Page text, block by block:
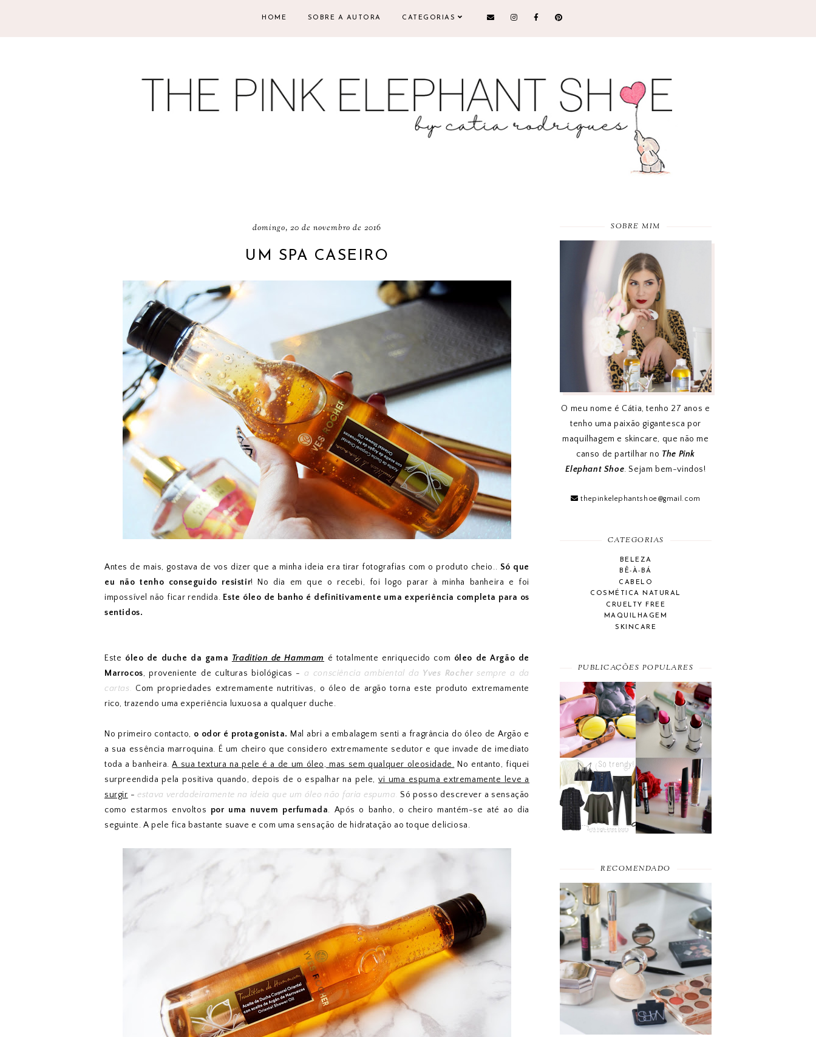
HOME SOBRE A AUTORA CATEGORIAS
domingo, 20 de novembro de 2016
UM SPA CASEIRO
Antes de mais, gostava de vos dizer que a minha ideia era tirar fotografias com o produto cheio.. Só que
eu não tenho conseguido resistir! No dia em que o recebi, foi logo parar à minha banheira e foi
impossível não ficar rendida. Este óleo de banho é definitivamente uma experiência completa para os
sentidos.
Este óleo de duche da gama Tradition de Hammam é totalmente enriquecido com óleo de Argão de
Marrocos, proveniente de culturas biológicas -a consciência ambiental da Yves Rocher sempre a da
cartas.
Com propriedades extremamente nutritivas, o óleo de argão torna este produto extremamente
rico, trazendo uma experiência luxuosa a qualquer duche.
No primeiro contacto, o odor é protagonista. Mal abri a embalagem senti a fragrância do óleo de Argão e
a sua essência marroquina. É um cheiro que considero extremamente sedutor e que invade de imediato
toda a banheira.A sua textura na pele é a de um óleo, mas sem qualquer oleosidade. No entanto, fiquei
surpreendida pela positiva quando, depois de o espalhar na pele,vi uma espuma extremamente leve a
surgir -estava verdadeiramente na ideia que um óleo não faria espuma. Só posso descrever a sensação
como estarmos envoltos por uma nuvem perfumada. Após o banho, o cheiro mantém-se até ao dia
seguinte. A pele fica bastante suave e com uma sensação de hidratação ao toque deliciosa.
SOBRE MIM
O meu nome é Cátia, tenho 27 anos e
tenho uma paixão gigantesca por
maquilhagem e skincare, que não me
canso de partilhar no The Pink
Elephant Shoe. Sejam bem-vindos!
thepinkelephantshoe@gmail.com
CATEGORIAS
BELEZA
BÊ-À-BÁ
CABELO
COSMÉTICA NATURAL
CRUELTY FREE
MAQUILHAGEM
SKINCARE
PUBLICAÇÕES POPULARES
SUMMER
ESSENTIAL
A MAYBELLINE
AFFAIR
MOST WANTED
#SEPTEMBER
BEAUTY
FAVORITES
RECOMENDADO
FAVORITOS DE
MAQUILHAGEM 2019